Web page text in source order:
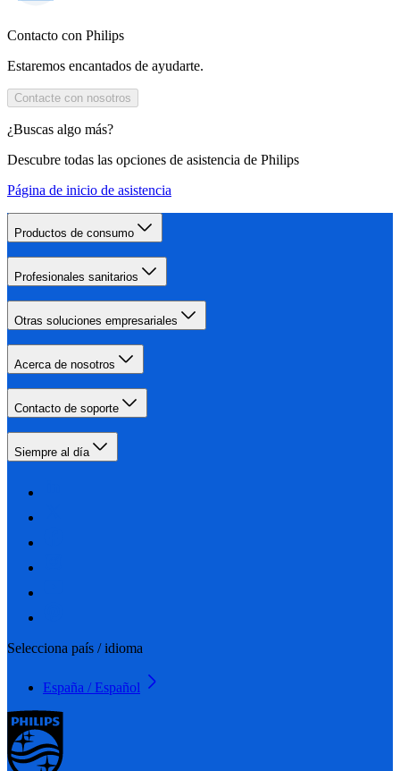
Contacto con Philips
Estaremos encantados de ayudarte.
Contacte con nosotros
¿Buscas algo más?
Descubre todas las opciones de asistencia de Philips
Página de inicio de asistencia
Productos de consumo
Profesionales sanitarios
Otras soluciones empresariales
Acerca de nosotros
Contacto de soporte
Siempre al día
Selecciona país / idioma
España / Español